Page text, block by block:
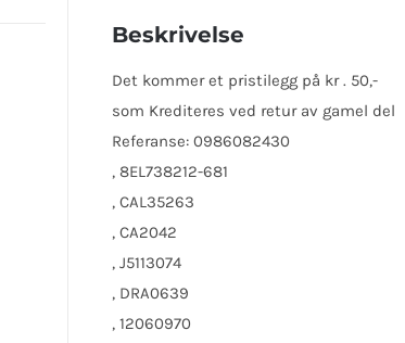
Beskrivelse
Det kommer et pristilegg på kr . 50,-
som Krediteres ved retur av gamel del
Referanse: 0986082430
, 8EL738212-681
, CAL35263
, CA2042
, J5113074
, DRA0639
, 12060970